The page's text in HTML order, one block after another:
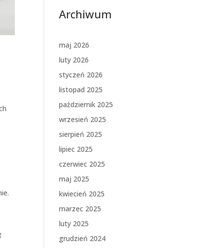
Archiwum
maj 2026
luty 2026
styczeń 2026
listopad 2025
październik 2025
wrzesień 2025
sierpień 2025
lipiec 2025
czerwiec 2025
maj 2025
kwiecień 2025
marzec 2025
luty 2025
grudzień 2024